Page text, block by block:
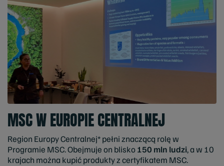
MSC W EUROPIE CENTRALNEJ
Region Europy Centralnej* pełni znaczącą rolę w
Programie MSC. Obejmuje on blisko150 mln ludzi, a w 10
krajach można kupić produkty z certyfikatem MSC.